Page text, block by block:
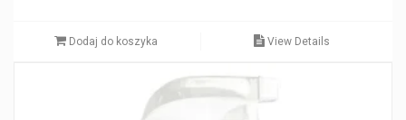
Dodaj do koszyka View Details